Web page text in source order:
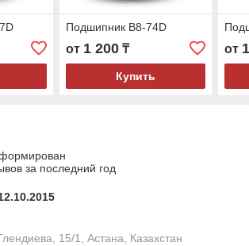
Подшипник B8-74D
от 1 200₸
Купить
от
за последний год
15/1, Астана, Казахстан